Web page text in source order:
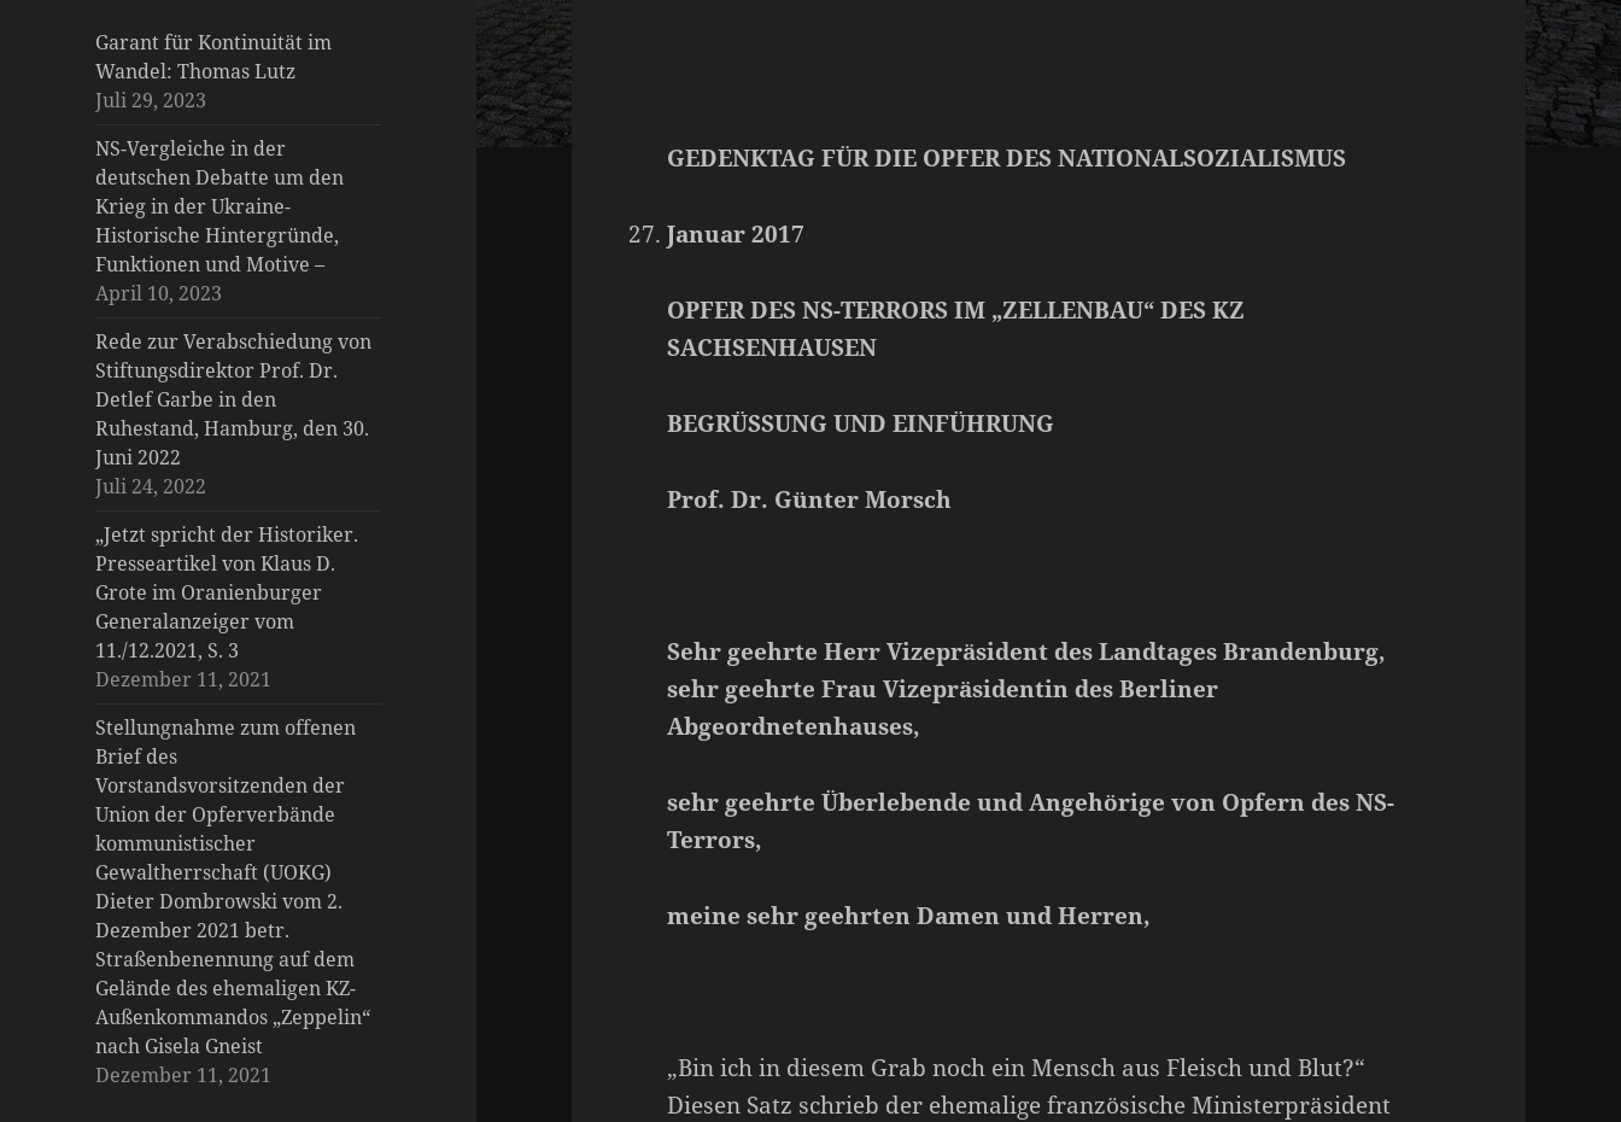
Garant für Kontinuität im
Wandel: Thomas Lutz
Juli 29, 2023
NS-Vergleiche in der
deutschen Debatte um den
Krieg in der Ukraine-
Historische Hintergründe,
Funktionen und Motive –
April 10, 2023
Rede zur Verabschiedung von
Stiftungsdirektor Prof. Dr.
Detlef Garbe in den
Ruhestand, Hamburg, den 30.
Juni 2022
Juli 24, 2022
„Jetzt spricht der Historiker.
Presseartikel von Klaus D.
Grote im Oranienburger
Generalanzeiger vom
11./12.2021, S. 3
Dezember 11, 2021
Stellungnahme zum offenen
Brief des
Vorstandsvorsitzenden der
Union der Opferverbände
kommunistischer
Gewaltherrschaft (UOKG)
Dieter Dombrowski vom 2.
Dezember 2021 betr.
Straßenbenennung auf dem
Gelände des ehemaligen KZ-
Außenkommandos „Zeppelin“
nach Gisela Gneist
Dezember 11, 2021
GEDENKTAG FÜR DIE OPFER DES NATIONALSOZIALISMUS
Januar 2017
OPFER DES NS-TERRORS IM „ZELLENBAU“ DES KZ
SACHSENHAUSEN
BEGRÜSSUNG UND EINFÜHRUNG
Prof. Dr. Günter Morsch
Sehr geehrte Herr Vizepräsident des Landtages Brandenburg,
sehr geehrte Frau Vizepräsidentin des Berliner
Abgeordnetenhauses,
sehr geehrte Überlebende und Angehörige von Opfern des NS-
Terrors,
meine sehr geehrten Damen und Herren,
„Bin ich in diesem Grab noch ein Mensch aus Fleisch und Blut?“
Diesen Satz schrieb der ehemalige französische Ministerpräsident